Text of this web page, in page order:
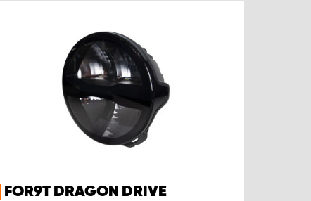
FOR9T DRAGON DRIVE